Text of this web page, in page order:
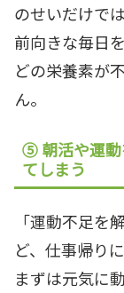
のせいだけで
前向きな毎日
どの栄養素が
ん。
⑤ 朝活や運動
てしまう
「運動不足を
ど、仕事帰り
まずは元気に